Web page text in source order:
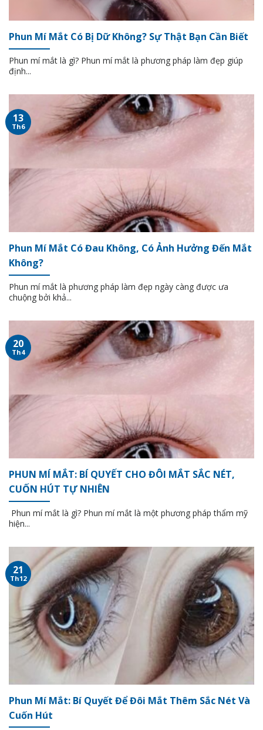
Phun Mí Mắt Có Bị Dữ Không? Sự Thật Bạn Cần Biết
Phun mí mắt là gì? Phun mí mắt là phương pháp làm đẹp giúp
định...
Phun Mí Mắt Có Đau Không, Có Ảnh Hưởng Đến Mắt
Không?
Phun mí mắt là phương pháp làm đẹp ngày càng được ưa
chuộng bởi khả...
13
Th6
PHUN MÍ MẮT: BÍ QUYẾT CHO ĐÔI MẮT SẮC NÉT,
CUỐN HÚT TỰ NHIÊN
Phun mí mắt là gì? Phun mí mắt là một phương pháp thẩm mỹ
hiện...
20
Th4
Phun Mí Mắt: Bí Quyết Để Đôi Mắt Thêm Sắc Nét Và
Cuốn Hút
21
Th12